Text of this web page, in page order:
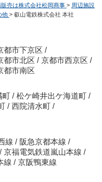
売は株式会社松岡商事 > 周辺施設
他 > 叡山電鉄株式会社 本社
都市下京区 /
都市北区 / 京都市西京区 /
都市南区
町 / 松ケ崎井出ケ海道町 /
/ 西院清水町 /
線 / 阪急京都本線 /
/ 京福電気鉄道嵐山本線 /
線 / 京阪鴨東線